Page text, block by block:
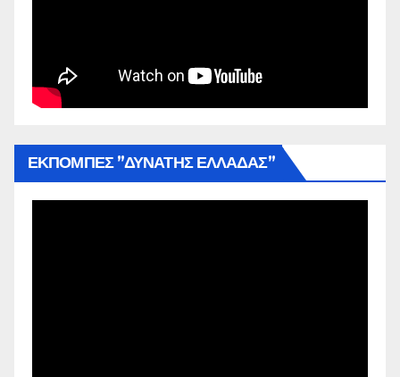
ΕΚΠΟΜΠΕΣ ”ΔΥΝΑΤΗΣ ΕΛΛΑΔΑΣ”